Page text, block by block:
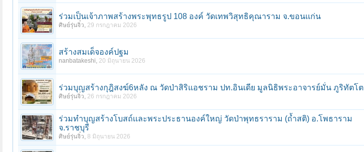
ร่วมเป็นเจ้าภาพสร้างพระพุทธรูป 108 องค์ วัดเทพวิสุทธิคุณาราม จ.ขอนเเก่น
ศิษย์รุ่นจิ๋ว, 29 กรกฎาคม 2026
สร้างสมเด็จองค์ปฐม
nanbatakeshi, 20 มิถุนายน 2026
ร่วมบุญสร้างกุฎิสงฆ์6หลัง ณ วัดป่าสิริแอชราม ปท.อินเดีย มูลนิธิพระอาจารย์มั่น ภูริทัตโต
ศิษย์รุ่นจิ๋ว, 26 กรกฎาคม 2026
ร่วมทําบุญสร้างโบสถ์เเละพระประธานองค์ใหญ่ วัดป่าพุทธราราม (ถํ้าสติ) อ.โพธาราม
จ.ราชบุรี
ศิษย์รุ่นจิ๋ว, 8 มิถุนายน 2026